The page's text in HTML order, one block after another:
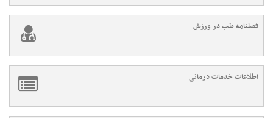
فصلنامه طب در ورزش
اطلاعات خدمات درمانی